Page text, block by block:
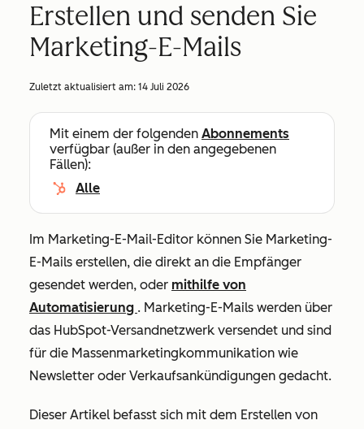
Erstellen und senden Sie
Marketing-E-Mails
Zuletzt aktualisiert am: 14 Juli 2026
Mit einem der folgenden Abonnements
verfügbar (außer in den angegebenen
Fällen):
Alle
Im Marketing-E-Mail-Editor können Sie Marketing-
E-Mails erstellen, die direkt an die Empfänger
gesendet werden, oder mithilfe von
Automatisierung . Marketing-E-Mails werden über
das HubSpot-Versandnetzwerk versendet und sind
für die Massenmarketingkommunikation wie
Newsletter oder Verkaufsankündigungen gedacht.
Dieser Artikel befasst sich mit dem Erstellen von